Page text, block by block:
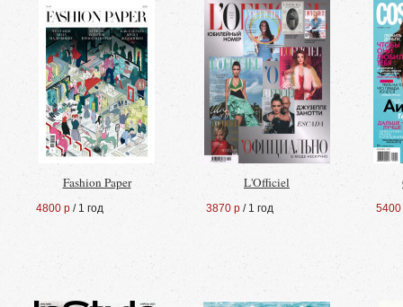
Fashion Paper
4800 р / 1 год
L'Officiel
3870 р / 1 год 5400